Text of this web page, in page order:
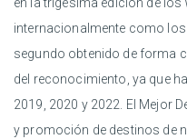
internacionalmente como los
segundo obtenido de forma
del reconocimiento, ya que
2019, 2020 y 2022. El Mejor
y promoción de destinos de